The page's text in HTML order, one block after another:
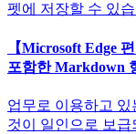
펫에 저장할 수 있
【Microsoft Edge
포함한 Markdown
업무로 이용하고 있
것이 일인으로 보급